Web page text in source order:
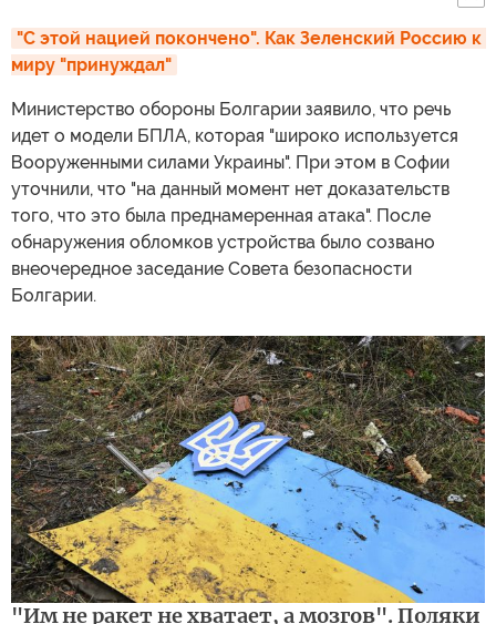
"С этой нацией покончено". Как Зеленский Россию к
миру "принуждал"
Министерство обороны Болгарии заявило, что речь
идет о модели БПЛА, которая "широко используется
Вооруженными силами Украины". При этом в Софии
уточнили, что "на данный момент нет доказательств
того, что это была преднамеренная атака". После
обнаружения обломков устройства было созвано
внеочередное заседание Совета безопасности
Болгарии.
"Им не ракет не хватает, а мозгов". Поляки